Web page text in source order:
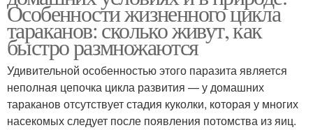
Особенности жизненного цикла
тараканов: сколько живут, как
быстро размножаются
Удивительной особенностью этого паразита является
неполная цепочка цикла развития — у домашних
тараканов отсутствует стадия куколки, которая у многих
насекомых следует после появления потомства из яиц.